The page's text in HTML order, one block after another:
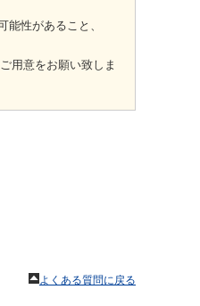
性があること、
用意をお願い致しま
よくある質問に戻る